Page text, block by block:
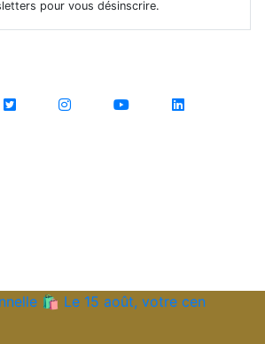
pour vous désinscrire.
🛍️ Le 15 août, votre cen